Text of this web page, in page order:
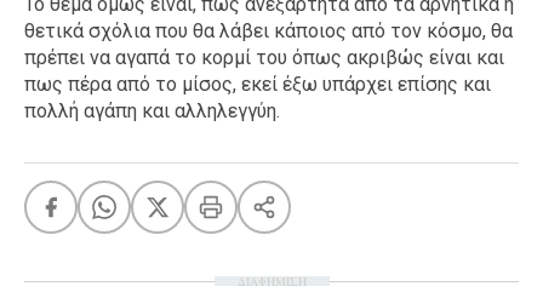
θετικά σχόλια που θα λάβει κάποιος από τον κόσμο, θα
πρέπει να αγαπά το κορμί του όπως ακριβώς είναι και
πως πέρα από το μίσος, εκεί έξω υπάρχει επίσης και
πολλή αγάπη και αλληλεγγύη.
ΔΙΑΦΗΜΙΣΗ